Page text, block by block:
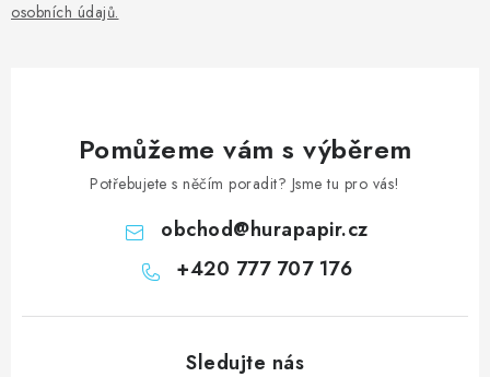
osobních údajů.
Pomůžeme vám s výběrem
Potřebujete s něčím poradit? Jsme tu pro vás!
obchod@hurapapir.cz
+420 777 707 176